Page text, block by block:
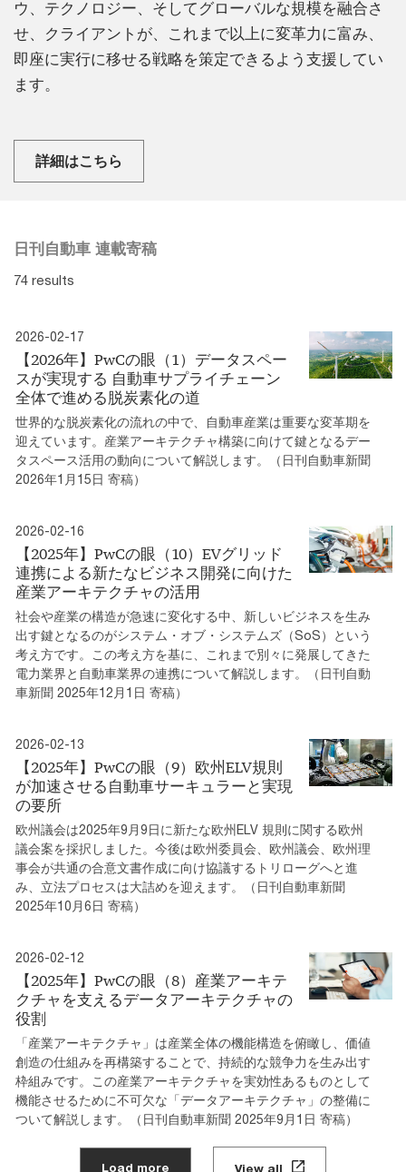
ウ、テクノロジー、そしてグローバルな規模を融合さ
せ、クライアントが、これまで以上に変革力に富み、
即座に実行に移せる戦略を策定できるよう支援してい
ます。
詳細はこちら
日刊自動車 連載寄稿
74 results
2026-02-17
【2026年】PwCの眼（1）データスペー
スが実現する 自動車サプライチェーン
全体で進める脱炭素化の道
世界的な脱炭素化の流れの中で、自動車産業は重要な変革期を
迎えています。産業アーキテクチャ構築に向けて鍵となるデー
タスペース活用の動向について解説します。（日刊自動車新聞
2026年1月15日 寄稿）
2026-02-16
【2025年】PwCの眼（10）EVグリッド
連携による新たなビジネス開発に向けた
産業アーキテクチャの活用
社会や産業の構造が急速に変化する中、新しいビジネスを生み
出す鍵となるのがシステム・オブ・システムズ（SoS）という
考え方です。この考え方を基に、これまで別々に発展してきた
電力業界と自動車業界の連携について解説します。（日刊自動
車新聞 2025年12月1日 寄稿）
2026-02-13
【2025年】PwCの眼（9）欧州ELV規則
が加速させる自動車サーキュラーと実現
の要所
欧州議会は2025年9月9日に新たな欧州ELV 規則に関する欧州
議会案を採択しました。今後は欧州委員会、欧州議会、欧州理
事会が共通の合意文書作成に向け協議するトリローグへと進
み、立法プロセスは大詰めを迎えます。（日刊自動車新聞
2025年10月6日 寄稿）
2026-02-12
【2025年】PwCの眼（8）産業アーキテ
クチャを支えるデータアーキテクチャの
役割
「産業アーキテクチャ」は産業全体の機能構造を俯瞰し、価値
創造の仕組みを再構築することで、持続的な競争力を生み出す
枠組みです。この産業アーキテクチャを実効性あるものとして
機能させるために不可欠な「データアーキテクチャ」の整備に
ついて解説します。（日刊自動車新聞 2025年9月1日 寄稿）
Load more View all